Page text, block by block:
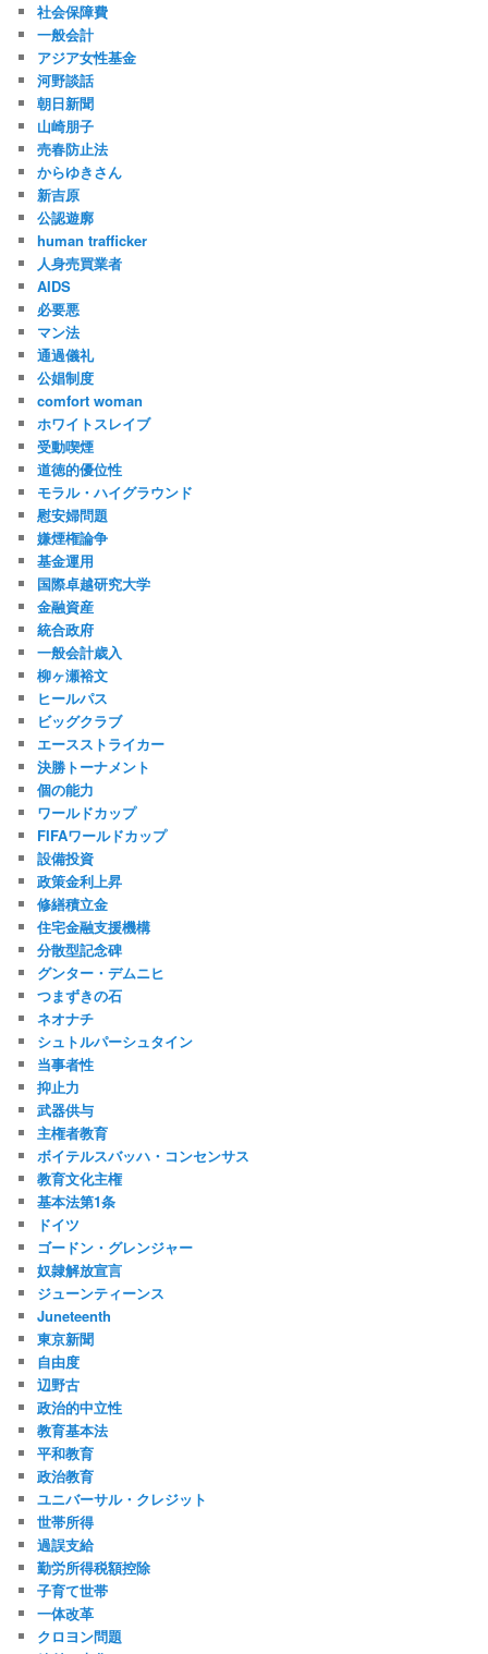
社会保障費
一般会計
アジア女性基金
河野談話
朝日新聞
山崎朋子
売春防止法
からゆきさん
新吉原
公認遊廓
human trafficker
人身売買業者
AIDS
必要悪
マン法
通過儀礼
公娼制度
comfort woman
ホワイトスレイブ
受動喫煙
道徳的優位性
モラル・ハイグラウンド
慰安婦問題
嫌煙権論争
基金運用
国際卓越研究大学
金融資産
統合政府
一般会計歳入
柳ヶ瀬裕文
ヒールパス
ビッグクラブ
エースストライカー
決勝トーナメント
個の能力
ワールドカップ
FIFAワールドカップ
設備投資
政策金利上昇
修繕積立金
住宅金融支援機構
分散型記念碑
グンター・デムニヒ
つまずきの石
ネオナチ
シュトルパーシュタイン
当事者性
抑止力
武器供与
主権者教育
ボイテルスバッハ・コンセンサス
教育文化主権
基本法第1条
ドイツ
ゴードン・グレンジャー
奴隷解放宣言
ジューンティーンス
Juneteenth
東京新聞
自由度
辺野古
政治的中立性
教育基本法
平和教育
政治教育
ユニバーサル・クレジット
世帯所得
過誤支給
勤労所得税額控除
子育て世帯
一体改革
クロヨン問題